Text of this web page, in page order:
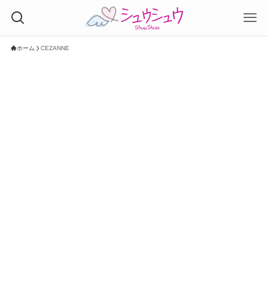
ホーム CEZANNE